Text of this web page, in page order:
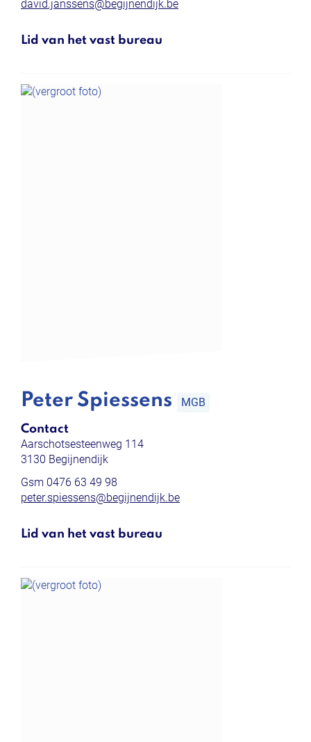
E-
david.janssens@begijnendijk.be
Functies
Lid van het vast bureau
Peter Spiessens MGB
Contact
Aarschotsesteenweg 114
,3130 Begijnendijk
Gsm 0476 63 49 98
E-
peter.spiessens@begijnendijk.be
Functies
Lid van het vast bureau